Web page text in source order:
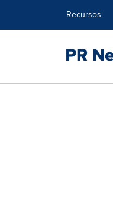
Recursos